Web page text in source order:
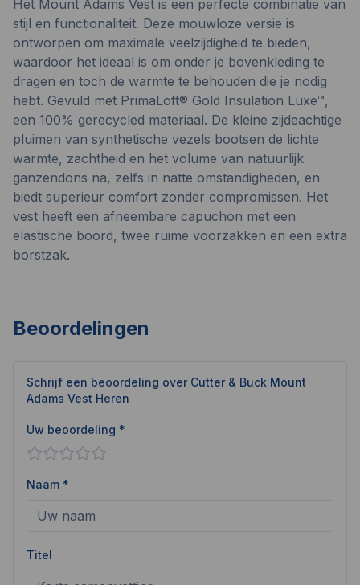
Het Mount Adams Vest is een perfecte combinatie van
stijl en functionaliteit. Deze mouwloze versie is
ontworpen om maximale veelzijdigheid te bieden,
waardoor het ideaal is om onder je bovenkleding te
dragen en toch de warmte te behouden die je nodig
hebt. Gevuld met PrimaLoft® Gold Insulation Luxe™,
een 100% gerecycled materiaal. De kleine zijdeachtige
pluimen van synthetische vezels bootsen de lichte
warmte, zachtheid en het volume van natuurlijk
ganzendons na, zelfs in natte omstandigheden, en
biedt superieur comfort zonder compromissen. Het
vest heeft een afneembare capuchon met een
elastische boord, twee ruime voorzakken en een extra
borstzak.
Beoordelingen
Schrijf een beoordeling over Cutter & Buck Mount
Adams Vest Heren
Uw beoordeling *
Naam *
Titel